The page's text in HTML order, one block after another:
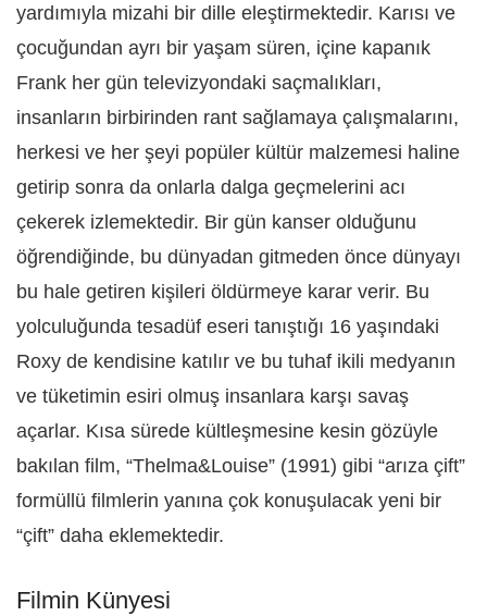
yardımıyla mizahi bir dille eleştirmektedir. Karısı ve
çocuğundan ayrı bir yaşam süren, içine kapanık
Frank her gün televizyondaki saçmalıkları,
insanların birbirinden rant sağlamaya çalışmalarını,
herkesi ve her şeyi popüler kültür malzemesi haline
getirip sonra da onlarla dalga geçmelerini acı
çekerek izlemektedir. Bir gün kanser olduğunu
öğrendiğinde, bu dünyadan gitmeden önce dünyayı
bu hale getiren kişileri öldürmeye karar verir. Bu
yolculuğunda tesadüf eseri tanıştığı 16 yaşındaki
Roxy de kendisine katılır ve bu tuhaf ikili medyanın
ve tüketimin esiri olmuş insanlara karşı savaş
açarlar. Kısa sürede kültleşmesine kesin gözüyle
bakılan film, “Thelma&Louise” (1991) gibi “arıza çift”
formüllü filmlerin yanına çok konuşulacak yeni bir
“çift” daha eklemektedir.
Filmin Künyesi